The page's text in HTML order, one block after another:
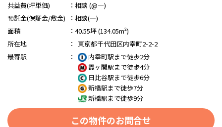
共益費(坪単価) ： 相談 (@―)
預託金(保証金/敷金)
： 相談(―)
面積
： 40.55坪 (134.05m²)
所在地
：
東京都千代田区内幸町2-2-2
最寄駅
：
内幸町駅まで徒歩2分
霞ヶ関駅まで徒歩4分
日比谷駅まで徒歩6分
新橋駅まで徒歩7分
新橋駅まで徒歩9分
この物件のお問合せ